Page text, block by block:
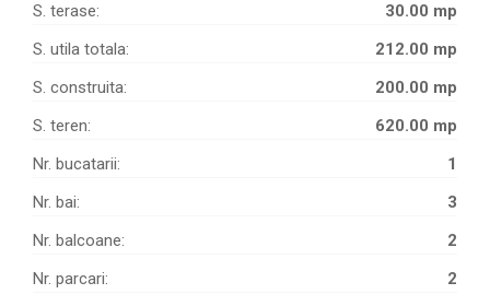
S. terase:
30.00 mp
S. utila totala:
212.00 mp
S. construita:
200.00 mp
S. teren:
620.00 mp
Nr. bucatarii:
1
Nr. bai:
3
Nr. balcoane:
2
Nr. parcari:
2